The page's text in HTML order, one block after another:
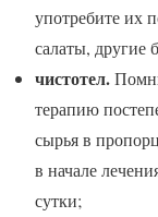
употребите их
салаты, другие
чистотел.
терапию
сырья в
в начале
сутки;